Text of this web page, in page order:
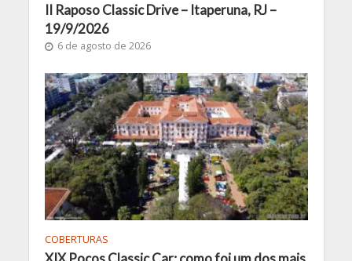
II Raposo Classic Drive – Itaperuna, RJ –
19/9/2026
6 de agosto de 2026
COBERTURAS